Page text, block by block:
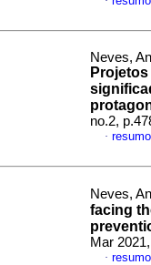
Neves,
no.2,
·
Neves,
facing
Mar
·